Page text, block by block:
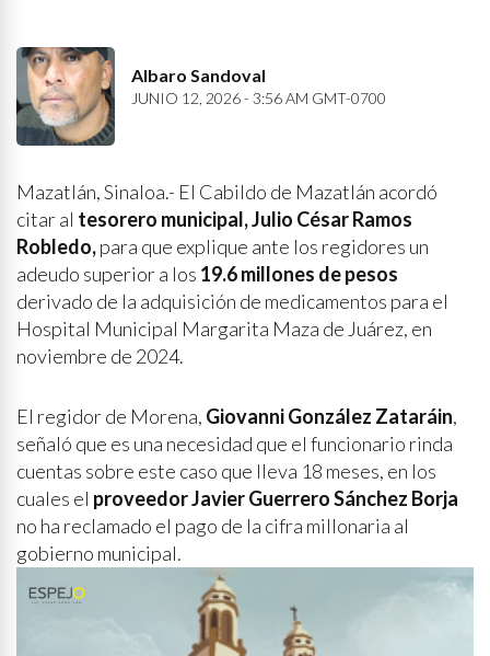
Albaro Sandoval
JUNIO 12, 2026 - 3:56 AM GMT-0700
Mazatlán, Sinaloa.- El Cabildo de Mazatlán acordó
citar al tesorero municipal, Julio César Ramos
Robledo,para que explique ante los regidores un
adeudo superior a los 19.6 millones de pesos
derivado de la adquisición de medicamentos para el
Hospital Municipal Margarita Maza de Juárez, en
noviembre de 2024.
El regidor de Morena, Giovanni González Zataráin,
señaló que es una necesidad que el funcionario rinda
cuentas sobre este caso que lleva 18 meses, en los
cuales el proveedor Javier Guerrero Sánchez Borja
no ha reclamado el pago de la cifra millonaria al
gobierno municipal.